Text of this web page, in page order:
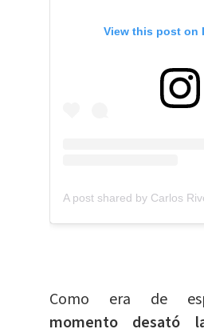
View this post on
Como era de
momento desató